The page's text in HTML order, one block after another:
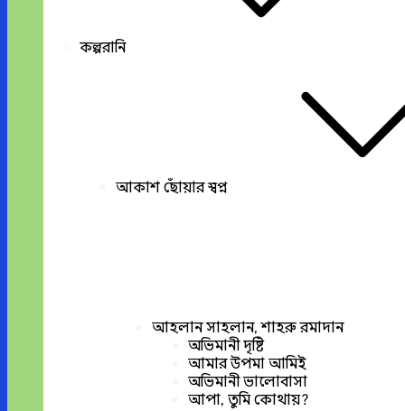
কল্পরানি
আকাশ ছোঁয়ার স্বপ্ন
আহলান সাহলান, শাহরু রমাদান
অভিমানী দৃষ্টি
আমার উপমা আমিই
অভিমানী ভালোবাসা
আপা, তুমি কোথায়?